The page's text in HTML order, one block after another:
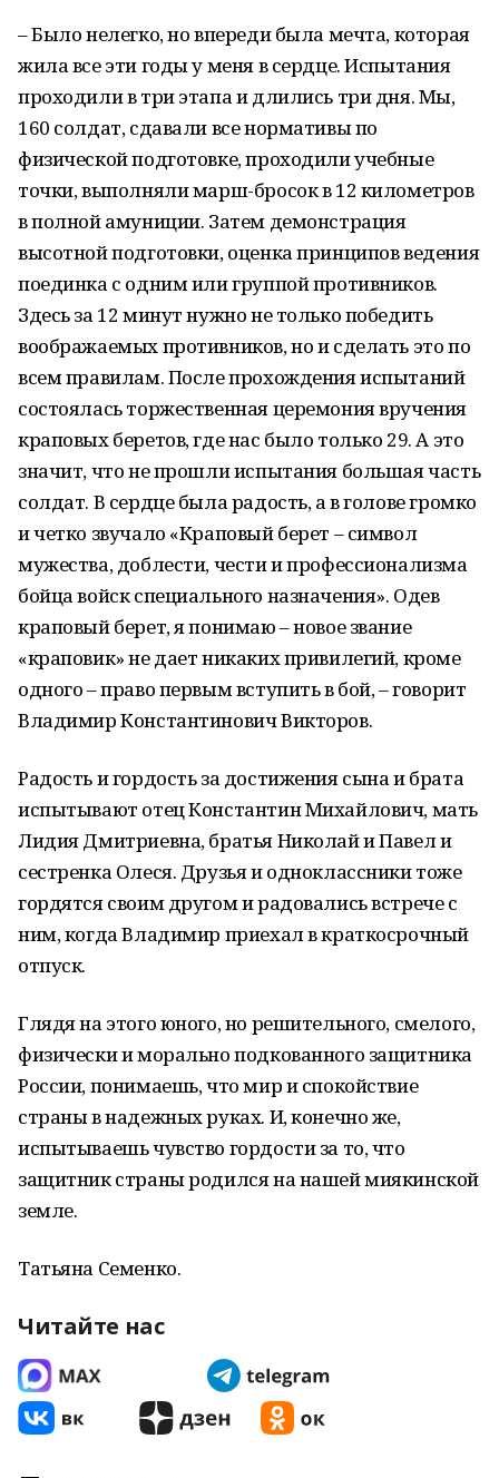
– Было нелегко, но впереди была мечта, которая
жила все эти годы у меня в сердце. Испытания
проходили в три этапа и длились три дня. Мы,
160 солдат, сдавали все нормативы по
физической подготовке, проходили учебные
точки, выполняли марш-бросок в 12 километров
в полной амуниции. Затем демонстрация
высотной подготовки, оценка принципов ведения
поединка с одним или группой противников.
Здесь за 12 минут нужно не только победить
воображаемых противников, но и сделать это по
всем правилам. После прохождения испытаний
состоялась торжественная церемония вручения
краповых беретов, где нас было только 29. А это
значит, что не прошли испытания большая часть
солдат. В сердце была радость, а в голове громко
и четко звучало «Краповый берет – символ
мужества, доблести, чести и профессионализма
бойца войск специального назначения». Одев
краповый берет, я понимаю – новое звание
«краповик» не дает никаких привилегий, кроме
одного – право первым вступить в бой, – говорит
Владимир Константинович Викторов.
Радость и гордость за достижения сына и брата
испытывают отец Константин Михайлович, мать
Лидия Дмитриевна, братья Николай и Павел и
сестренка Олеся. Друзья и одноклассники тоже
гордятся своим другом и радовались встрече с
ним, когда Владимир приехал в краткосрочный
отпуск.
Глядя на этого юного, но решительного, смелого,
физически и морально подкованного защитника
России, понимаешь, что мир и спокойствие
страны в надежных руках. И, конечно же,
испытываешь чувство гордости за то, что
защитник страны родился на нашей миякинской
земле.
Татьяна Семенко.
Читайте нас